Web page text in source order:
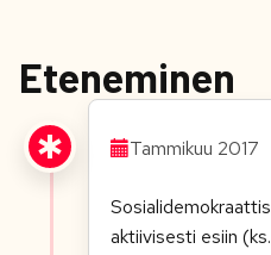
Eteneminen
Tammikuu 2017
aktiivisesti esiin